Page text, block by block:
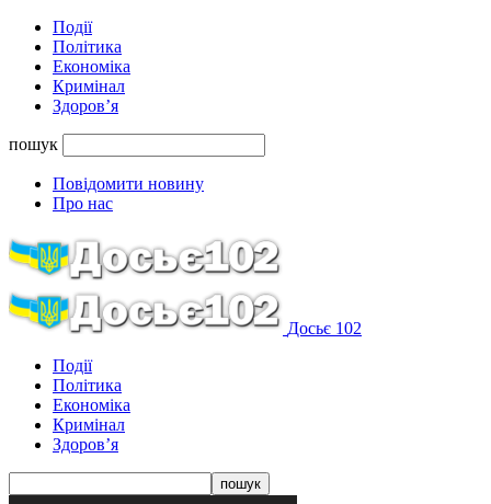
Події
Політика
Економіка
Кримінал
Здоров’я
пошук
Повідомити новину
Про нас
Досьє 102
Події
Політика
Економіка
Кримінал
Здоров’я